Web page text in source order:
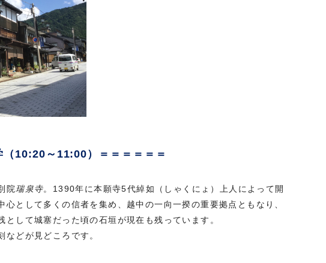
（10:20～11:00）＝＝＝＝＝＝
院瑞泉寺。1390年に本願寺5代綽如（しゃくにょ）上人によって開
として多くの信者を集め、越中の一向一揆の重要拠点ともなり、
として城塞だった頃の石垣が現在も残っています。
どが見どころです。